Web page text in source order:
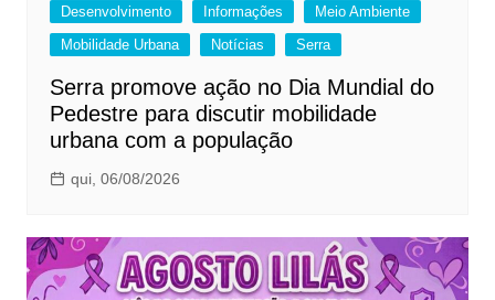
Desenvolvimento Informações
Meio Ambiente
Mobilidade Urbana
Notícias Serra
Serra promove ação no Dia Mundial do
Pedestre para discutir mobilidade
urbana com a população
qui, 06/08/2026